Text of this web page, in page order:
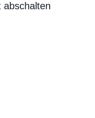
abschalten